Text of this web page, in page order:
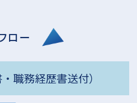
ロー
職務経歴書送付）